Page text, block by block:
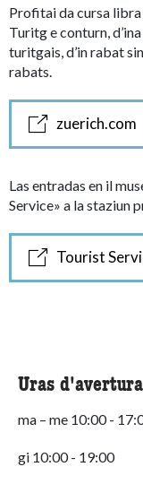
Profitai da cursa
Turitg e conturn,
turitgais, d’in rabat
rabats.
zuerich.com
Las entradas en il
Service» a la staziun
Tourist
Uras d'avertura
ma – me 10:00 -
gi 10:00 - 19:00